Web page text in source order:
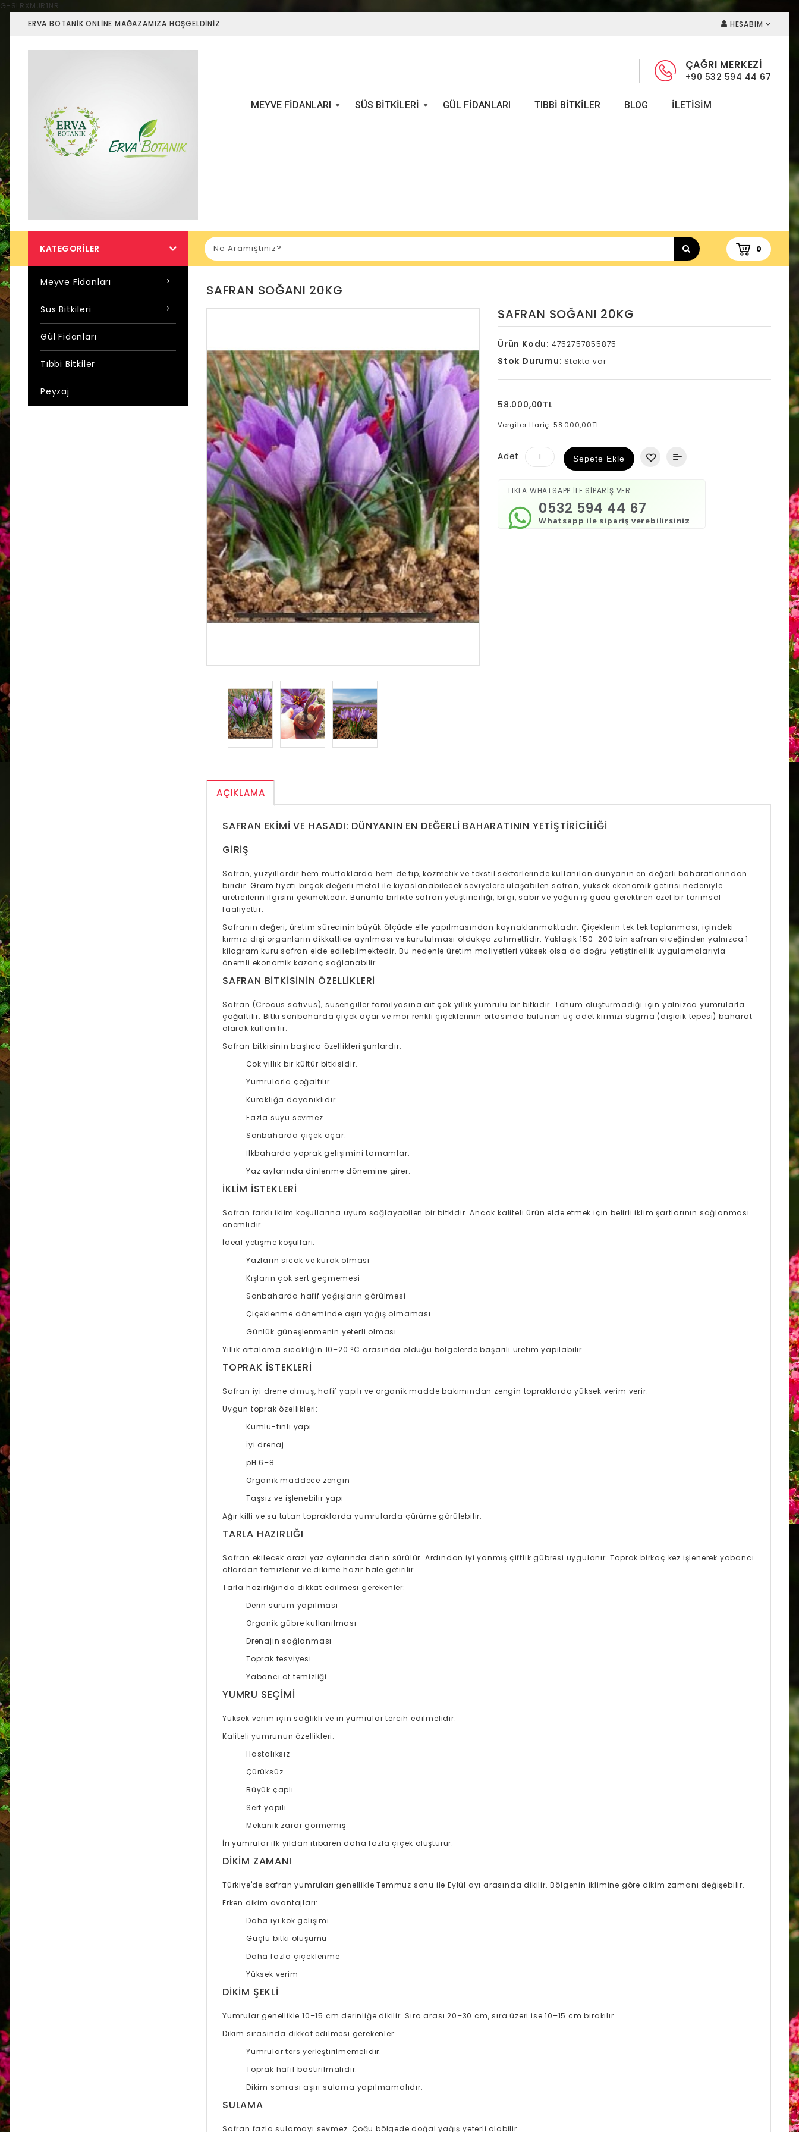
G-SLRXMJR1NR
ERVA BOTANIK ONLINE MAĞAZAMIZA HOŞGELDINIZ
HESABIM
ÇAĞRI MERKEZİ
+90 532 594 44 67
MEYVE FIDANLARI SÜS BITKILERI GÜL FIDANLARI TIBBI BITKILER BLOG ILETISIM
KATEGORILER 0
Meyve Fidanları
Süs Bitkileri
Gül Fidanları
Tıbbi Bitkiler
Peyzaj
SAFRAN SOĞANI 20KG
SAFRAN SOĞANI 20KG
Ürün Kodu: 4752757855875
Stok Durumu: Stokta var
58.000,00TL
Vergiler Hariç: 58.000,00TL
Adet Sepete Ekle
TIKLA WHATSAPP İLE SİPARİŞ VER
Whatsapp ile sipariş verebilirsiniz
0532 594 44 67
AÇIKLAMA
SAFRAN EKIMI VE HASADI: DÜNYANIN EN DEĞERLI BAHARATININ YETIŞTIRICILIĞI
GIRIŞ
Safran, yüzyıllardır hem mutfaklarda hem de tıp, kozmetik ve tekstil sektörlerinde kullanılan dünyanın en değerli baharatlarından
biridir. Gram fiyatı birçok değerli metal ile kıyaslanabilecek seviyelere ulaşabilen safran, yüksek ekonomik getirisi nedeniyle
üreticilerin ilgisini çekmektedir. Bununla birlikte safran yetiştiriciliği, bilgi, sabır ve yoğun iş gücü gerektiren özel bir tarımsal
faaliyettir.
Safranın değeri, üretim sürecinin büyük ölçüde elle yapılmasından kaynaklanmaktadır. Çiçeklerin tek tek toplanması, içindeki
kırmızı dişi organların dikkatlice ayrılması ve kurutulması oldukça zahmetlidir. Yaklaşık 150–200 bin safran çiçeğinden yalnızca 1
kilogram kuru safran elde edilebilmektedir. Bu nedenle üretim maliyetleri yüksek olsa da doğru yetiştiricilik uygulamalarıyla
önemli ekonomik kazanç sağlanabilir.
SAFRAN BITKISININ ÖZELLIKLERI
Safran (Crocus sativus), süsengiller familyasına ait çok yıllık yumrulu bir bitkidir. Tohum oluşturmadığı için yalnızca yumrularla
çoğaltılır. Bitki sonbaharda çiçek açar ve mor renkli çiçeklerinin ortasında bulunan üç adet kırmızı stigma (dişicik tepesi) baharat
olarak kullanılır.
Safran bitkisinin başlıca özellikleri şunlardır:
Çok yıllık bir kültür bitkisidir.
Yumrularla çoğaltılır.
Kuraklığa dayanıklıdır.
Fazla suyu sevmez.
Sonbaharda çiçek açar.
İlkbaharda yaprak gelişimini tamamlar.
Yaz aylarında dinlenme dönemine girer.
İKLIM İSTEKLERI
Safran farklı iklim koşullarına uyum sağlayabilen bir bitkidir. Ancak kaliteli ürün elde etmek için belirli iklim şartlarının sağlanması
önemlidir.
İdeal yetişme koşulları:
Yazların sıcak ve kurak olması
Kışların çok sert geçmemesi
Sonbaharda hafif yağışların görülmesi
Çiçeklenme döneminde aşırı yağış olmaması
Günlük güneşlenmenin yeterli olması
Yıllık ortalama sıcaklığın 10–20 °C arasında olduğu bölgelerde başarılı üretim yapılabilir.
TOPRAK İSTEKLERI
Safran iyi drene olmuş, hafif yapılı ve organik madde bakımından zengin topraklarda yüksek verim verir.
Uygun toprak özellikleri:
Kumlu-tınlı yapı
İyi drenaj
pH 6–8
Organik maddece zengin
Taşsız ve işlenebilir yapı
Ağır killi ve su tutan topraklarda yumrularda çürüme görülebilir.
TARLA HAZIRLIĞI
Safran ekilecek arazi yaz aylarında derin sürülür. Ardından iyi yanmış çiftlik gübresi uygulanır. Toprak birkaç kez işlenerek yabancı
otlardan temizlenir ve dikime hazır hale getirilir.
Tarla hazırlığında dikkat edilmesi gerekenler:
Derin sürüm yapılması
Organik gübre kullanılması
Drenajın sağlanması
Toprak tesviyesi
Yabancı ot temizliği
YUMRU SEÇIMI
Yüksek verim için sağlıklı ve iri yumrular tercih edilmelidir.
Kaliteli yumrunun özellikleri:
Hastalıksız
Çürüksüz
Büyük çaplı
Sert yapılı
Mekanik zarar görmemiş
İri yumrular ilk yıldan itibaren daha fazla çiçek oluşturur.
DIKIM ZAMANI
Türkiye'de safran yumruları genellikle Temmuz sonu ile Eylül ayı arasında dikilir. Bölgenin iklimine göre dikim zamanı değişebilir.
Erken dikim avantajları:
Daha iyi kök gelişimi
Güçlü bitki oluşumu
Daha fazla çiçeklenme
Yüksek verim
DIKIM ŞEKLI
Yumrular genellikle 10–15 cm derinliğe dikilir. Sıra arası 20–30 cm, sıra üzeri ise 10–15 cm bırakılır.
Dikim sırasında dikkat edilmesi gerekenler:
Yumrular ters yerleştirilmemelidir.
Toprak hafif bastırılmalıdır.
Dikim sonrası aşırı sulama yapılmamalıdır.
SULAMA
Safran fazla sulamayı sevmez. Çoğu bölgede doğal yağış yeterli olabilir.